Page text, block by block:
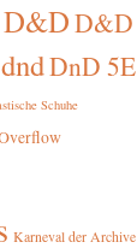
D&DD&D
dndDnD 5E
Schuhe
Karneval der Archive